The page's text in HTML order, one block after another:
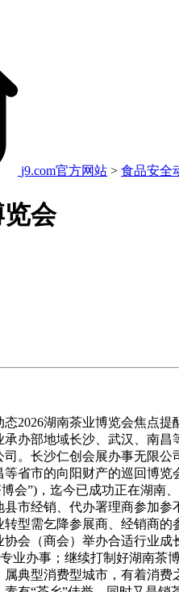
j9.com官方网站 > 食品安全
览会
湖南茶业博览会焦点提
办部地域长沙、武汉、南
司。长沙仁创会展办事无限
省市的向阳财产的巡回博
会”)，迄今已成功正在湖
市经销、代办署理商参加
型需乞降参展商、经销商
会（商会）举办合适行业
业办事；继续打制好湖南茶
属典型消费型城市，有着消